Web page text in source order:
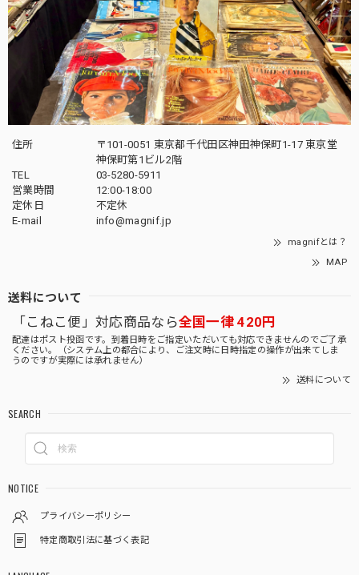
住所
〒101-0051 東京都千代田区神田神保町1-17 東京堂
神保町第1ビル2階
TEL
03-5280-5911
営業時間
12:00-18:00
定休日
不定休
E-mail
info@magnif.jp
magnifとは？
MAP
送料について
「こねこ便」対応商品なら全国一律 420円
配達はポスト投函です。到着日時をご指定いただいても対応できませんのでご了承
ください。（システム上の都合により、ご注文時に日時指定の操作が出来てしま
うのですが実際には承れません）
送料について
SEARCH
NOTICE
プライバシーポリシー
特定商取引法に基づく表記